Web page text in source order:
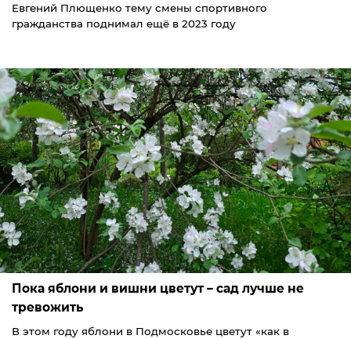
Евгений Плющенко тему смены спортивного
гражданства поднимал ещё в 2023 году
Пока яблони и вишни цветут – сад лучше не
тревожить
В этом году яблони в Подмосковье цветут «как в